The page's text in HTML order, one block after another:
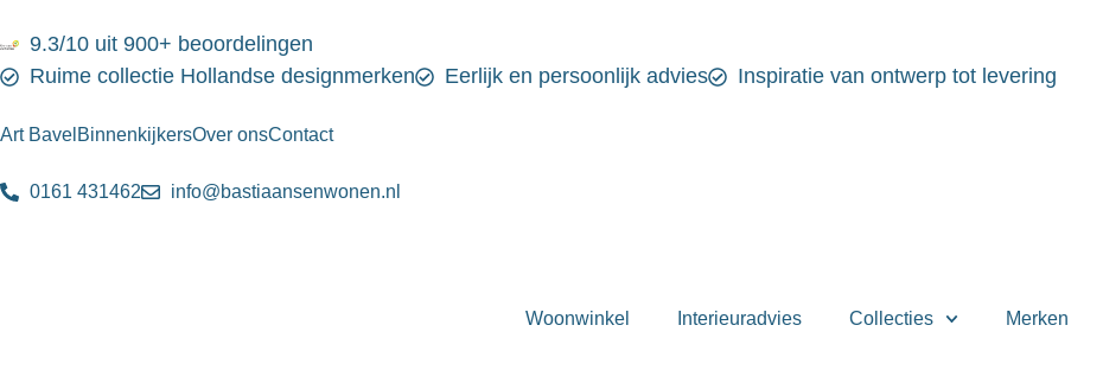
9.3/10 uit 900+ beoordelingen
Ruime collectie Hollandse designmerken
Eerlijk en persoonlijk advies Inspiratie van ontwerp tot levering
Art Bavel BinnenkijkersOver onsContact
0161 431462 info@bastiaansenwonen.nl
Woonwinkel Interieuradvies Collecties Merken